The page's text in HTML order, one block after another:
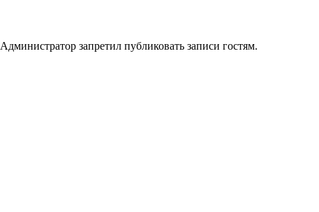
Администратор запретил публиковать записи гостям.